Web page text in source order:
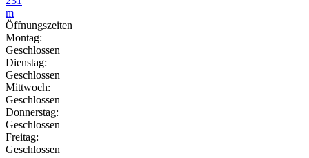
m
Öffnungszeiten
Montag:
Geschlossen
Dienstag:
Geschlossen
Mittwoch:
Geschlossen
Donnerstag:
Geschlossen
Freitag:
Geschlossen